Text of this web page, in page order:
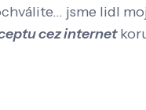
jsme lidl
cez internet